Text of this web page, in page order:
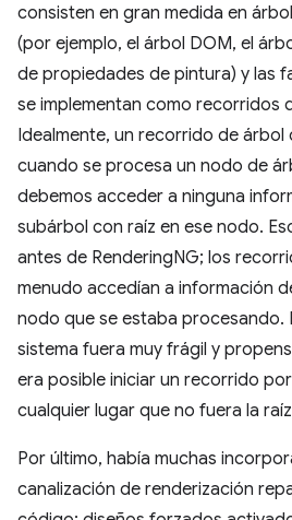
consisten en gran medida en
(por ejemplo, el árbol DOM, el
de propiedades de pintura) y las
se implementan como recorridos
Idealmente, un recorrido de árbol
cuando se procesa un nodo de
debemos acceder a ninguna
subárbol con raíz en ese nodo.
antes de RenderingNG; los
menudo accedían a información
nodo que se estaba procesando.
sistema fuera muy frágil y
era posible iniciar un recorrido
cualquier lugar que no fuera la
Por último, había muchas
canalización de renderización